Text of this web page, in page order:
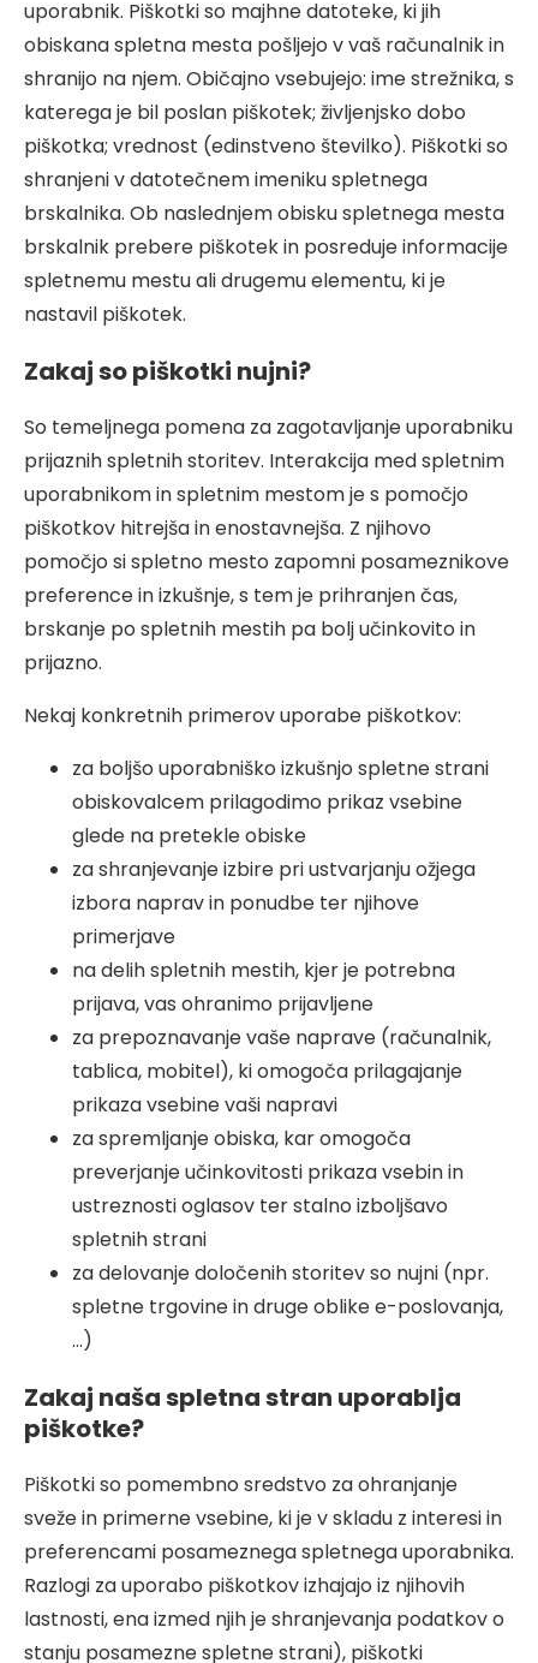
uporabnik. Piškotki so majhne datoteke, ki jih
obiskana spletna mesta pošljejo v vaš računalnik in
shranijo na njem. Običajno vsebujejo: ime strežnika, s
katerega je bil poslan piškotek; življenjsko dobo
piškotka; vrednost (edinstveno številko). Piškotki so
shranjeni v datotečnem imeniku spletnega
brskalnika. Ob naslednjem obisku spletnega mesta
brskalnik prebere piškotek in posreduje informacije
spletnemu mestu ali drugemu elementu, ki je
nastavil piškotek.
Zakaj so piškotki nujni?
So temeljnega pomena za zagotavljanje uporabniku
prijaznih spletnih storitev. Interakcija med spletnim
uporabnikom in spletnim mestom je s pomočjo
piškotkov hitrejša in enostavnejša. Z njihovo
pomočjo si spletno mesto zapomni posameznikove
preference in izkušnje, s tem je prihranjen čas,
brskanje po spletnih mestih pa bolj učinkovito in
prijazno.
Nekaj konkretnih primerov uporabe piškotkov:
za boljšo uporabniško izkušnjo spletne strani
obiskovalcem prilagodimo prikaz vsebine
glede na pretekle obiske
za shranjevanje izbire pri ustvarjanju ožjega
izbora naprav in ponudbe ter njihove
primerjave
na delih spletnih mestih, kjer je potrebna
prijava, vas ohranimo prijavljene
za prepoznavanje vaše naprave (računalnik,
tablica, mobitel), ki omogoča prilagajanje
prikaza vsebine vaši napravi
za spremljanje obiska, kar omogoča
preverjanje učinkovitosti prikaza vsebin in
ustreznosti oglasov ter stalno izboljšavo
spletnih strani
za delovanje določenih storitev so nujni (npr.
spletne trgovine in druge oblike e-poslovanja,
…)
Zakaj naša spletna stran uporablja
piškotke?
Piškotki so pomembno sredstvo za ohranjanje
sveže in primerne vsebine, ki je v skladu z interesi in
preferencami posameznega spletnega uporabnika.
Razlogi za uporabo piškotkov izhajajo iz njihovih
lastnosti, ena izmed njih je shranjevanja podatkov o
stanju posamezne spletne strani), piškotki